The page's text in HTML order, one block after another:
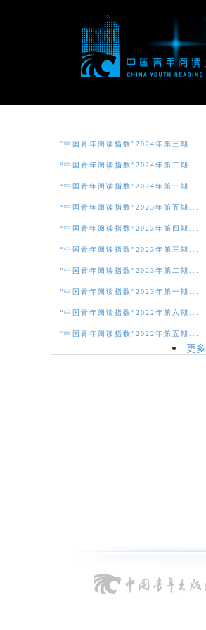
“中国青年阅读指数”2024年第三期...
“中国青年阅读指数”2024年第二期...
“中国青年阅读指数”2024年第一期...
“中国青年阅读指数”2023年第五期...
“中国青年阅读指数”2023年第四期...
“中国青年阅读指数”2023年第三期...
“中国青年阅读指数”2023年第二期...
“中国青年阅读指数”2023年第一期...
“中国青年阅读指数”2022年第六期...
“中国青年阅读指数”2022年第五期...
更多